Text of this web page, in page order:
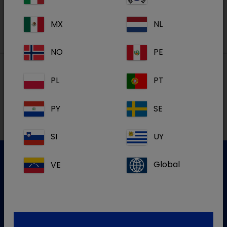
Lokalne adrese
korisnike
MX NL
NO PE
PL PT
PY SE
SI UY
VE Global